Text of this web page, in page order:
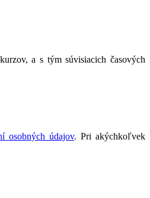
a s tým súvisiacich časových
osobných údajov. Pri akýchkoľvek